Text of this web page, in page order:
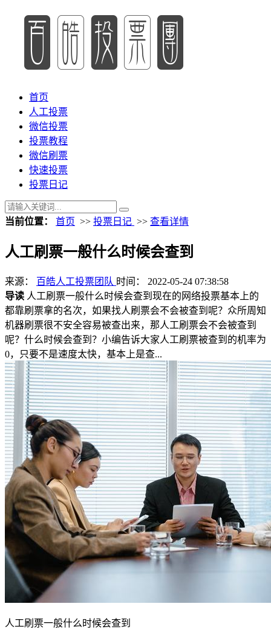
首页
人工投票
微信投票
投票教程
微信刷票
快速投票
投票日记
当前位置： 首页 >> 投票日记 >> 查看详情
人工刷票一般什么时候会查到
来源： 百皓人工投票团队 时间： 2022-05-24 07:38:58
导读 人工刷票一般什么时候会查到现在的网络投票基本上的
都靠刷票拿的名次，如果找人刷票会不会被查到呢？众所周知
机器刷票很不安全容易被查出来，那人工刷票会不会被查到
呢？什么时候会查到？小编告诉大家人工刷票被查到的机率为
0，只要不是速度太快，基本上是查...
人工刷票一般什么时候会查到